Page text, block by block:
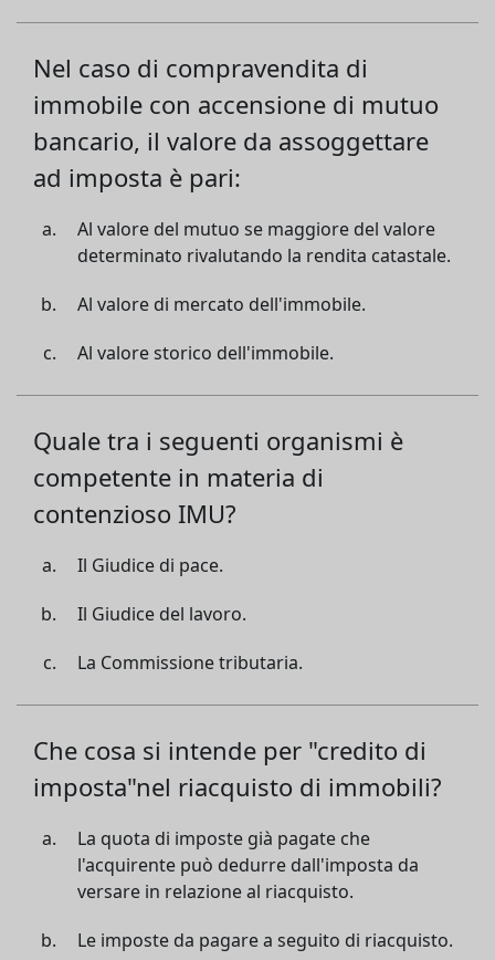
Nel caso di compravendita di
immobile con accensione di mutuo
bancario, il valore da assoggettare
ad imposta è pari:
Al valore del mutuo se maggiore del valore
determinato rivalutando la rendita catastale.
Al valore di mercato dell'immobile.
Al valore storico dell'immobile.
Quale tra i seguenti organismi è
competente in materia di
contenzioso IMU?
Il Giudice di pace.
Il Giudice del lavoro.
La Commissione tributaria.
Che cosa si intende per "credito di
imposta"nel riacquisto di immobili?
La quota di imposte già pagate che
l'acquirente può dedurre dall'imposta da
versare in relazione al riacquisto.
Le imposte da pagare a seguito di riacquisto.